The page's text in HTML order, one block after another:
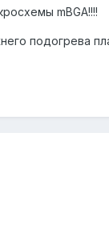
mBGA!!!!
подогрева